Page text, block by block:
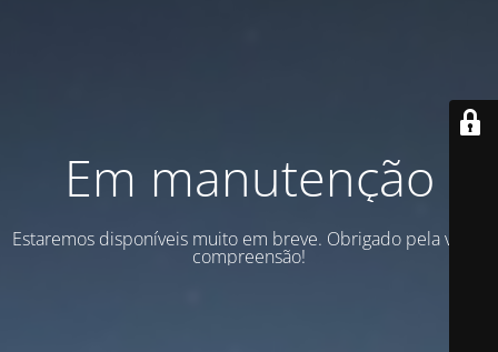
Em manutenção
Estaremos disponíveis muito em breve. Obrigado pela vossa
compreensão!